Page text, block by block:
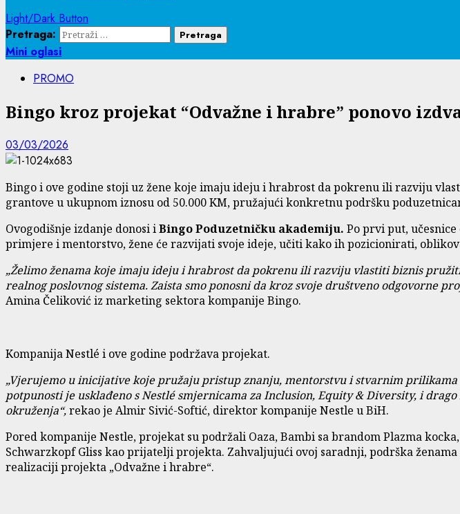
Light/Dark Button
Pretraga:
Mini oglasi
PROMO
Bingo kroz projekat “Odvažne i hrabre” ponovo
03/03/2026
Bingo i ove godine stoji uz žene koje imaju ideju i hrabrost da pokrenu ili razviju
grantove u ukupnom iznosu od 50.000 KM, pružajući konkretnu podršku
Ovogodišnje izdanje donosi iBingo Poduzetničku akademiju. Po prvi put,
primjere i mentorstvo, žene će razvijati svoje ideje, učiti kako ih pozicionirati,
„Želimo ženama koje imaju ideju i hrabrost da pokrenu ili razviju vlastiti biznis
realnog poslovnog sistema. Zaista smo ponosni da kroz svoje društveno odgovorne
Amina Čeliković iz marketing sektora kompanije Bingo.
Kompanija Nestlé i ove godine podržava projekat.
„Vjerujemo u inicijative koje pružaju pristup znanju, mentorstvu i stvarnim
potpunosti je usklađeno s Nestlé smjernicama za Inclusion, Equity & Diversity, i
okruženja“,rekao je Almir Sivić-Softić, direktor kompanije Nestle u BiH.
Pored kompanije Nestle, projekat su podržali Oaza, Bambi sa brandom Plazma
Schwarzkopf Gliss kao prijatelji projekta. Zahvaljujući ovoj saradnji, podrška
realizaciji projekta „Odvažne i hrabre“.